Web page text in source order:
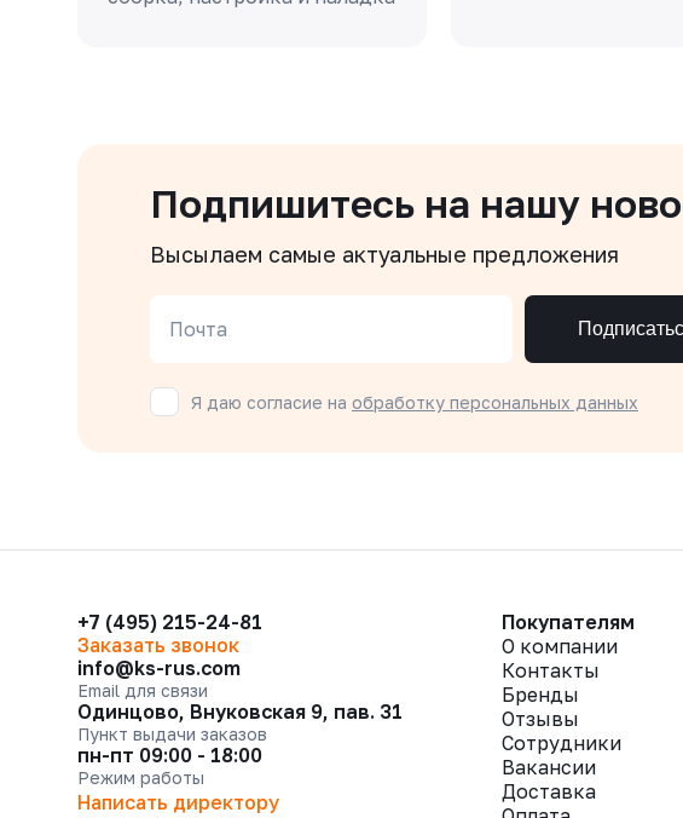
Подпишитесь на нашу
Высылаем самые актуальные предложения
Почта
Я даю согласие на обработку персональных данных
+7 (495) 215-24-81
Заказать звонок
info@ks-rus.com
Email для связи
Одинцово, Внуковская 9, пав. 31
Пункт выдачи заказов
пн-пт 09:00 - 18:00
Режим работы
Написать директору
Покупателям
О компании
Контакты
Бренды
Отзывы
Сотрудники
Вакансии
Доставка